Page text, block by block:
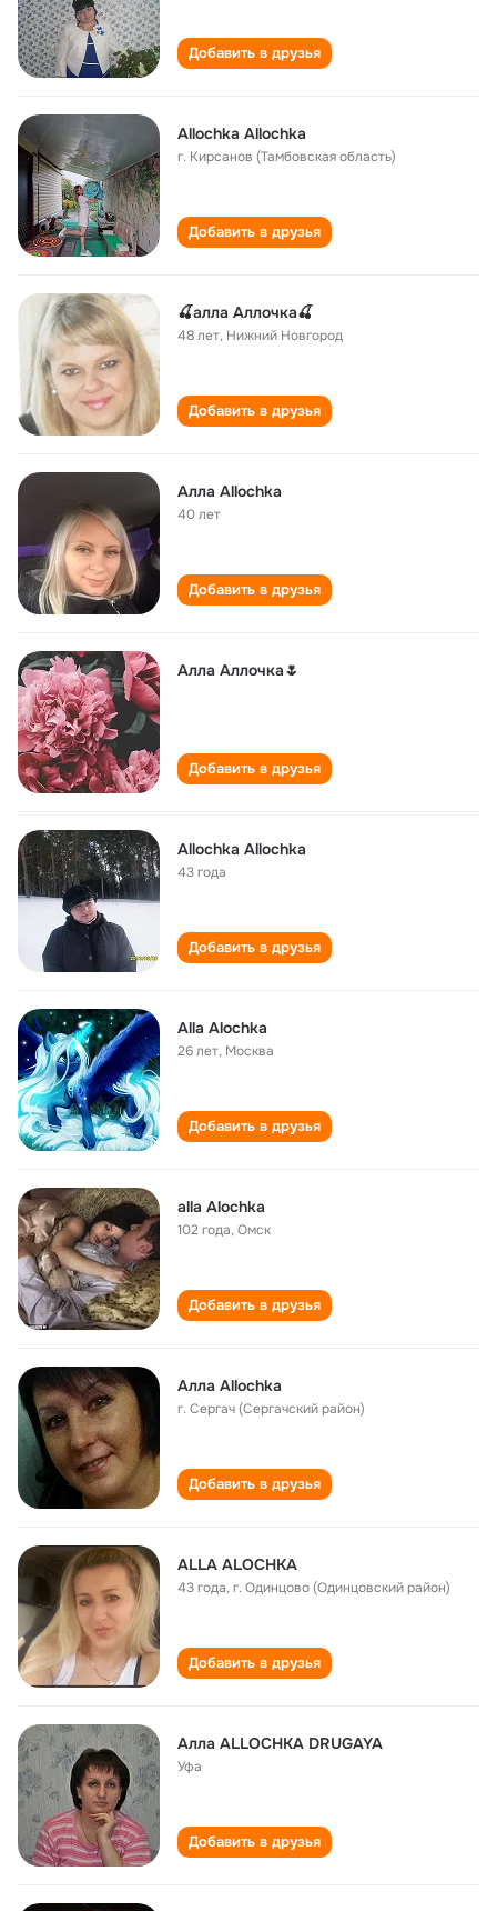
Добавить в друзья
Allochka Allochka
г. Кирсанов (Тамбовская область)
Добавить в друзья
🍒алла Аллочка🍒
48 лет, Нижний Новгород
Добавить в друзья
Алла Allochka
40 лет
Добавить в друзья
Алла Аллочка🌷
Добавить в друзья
Allochka Allochka
43 года
Добавить в друзья
Alla Alochka
26 лет, Москва
Добавить в друзья
alla Alochka
102 года,Омск
Добавить в друзья
Алла Allochka
г. Сергач (Сергачский район)
Добавить в друзья
ALLA ALOCHKA
43 года,г. Одинцово (Одинцовский район)
Добавить в друзья
Алла ALLOCHKA DRUGAYA
Уфа
Добавить в друзья